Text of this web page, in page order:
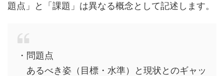
題点」と「課題」は異なる概念として記述します。
・問題点
あるべき姿（目標・水準）と現状とのギャッ